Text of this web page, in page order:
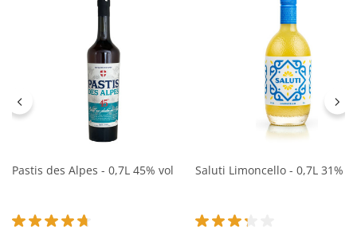
Pastis des Alpes - 0,7L 45% vol Saluti Limoncello - 0,7L 31%